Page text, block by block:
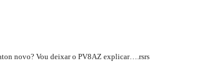
novo? Vou deixar o PV8AZ explicar….rsrs